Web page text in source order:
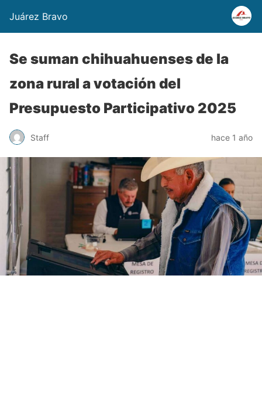
Juárez Bravo
Se suman chihuahuenses de la
zona rural a votación del
Presupuesto Participativo 2025
Staff hace 1 año